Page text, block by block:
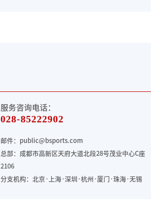
服务咨询电话：
028-85222902
邮件：public@bsports.com
总部：成都市高新区天府大道北段28号茂业中心C座
2106
分支机构：北京·上海·深圳·杭州·厦门·珠海·无锡